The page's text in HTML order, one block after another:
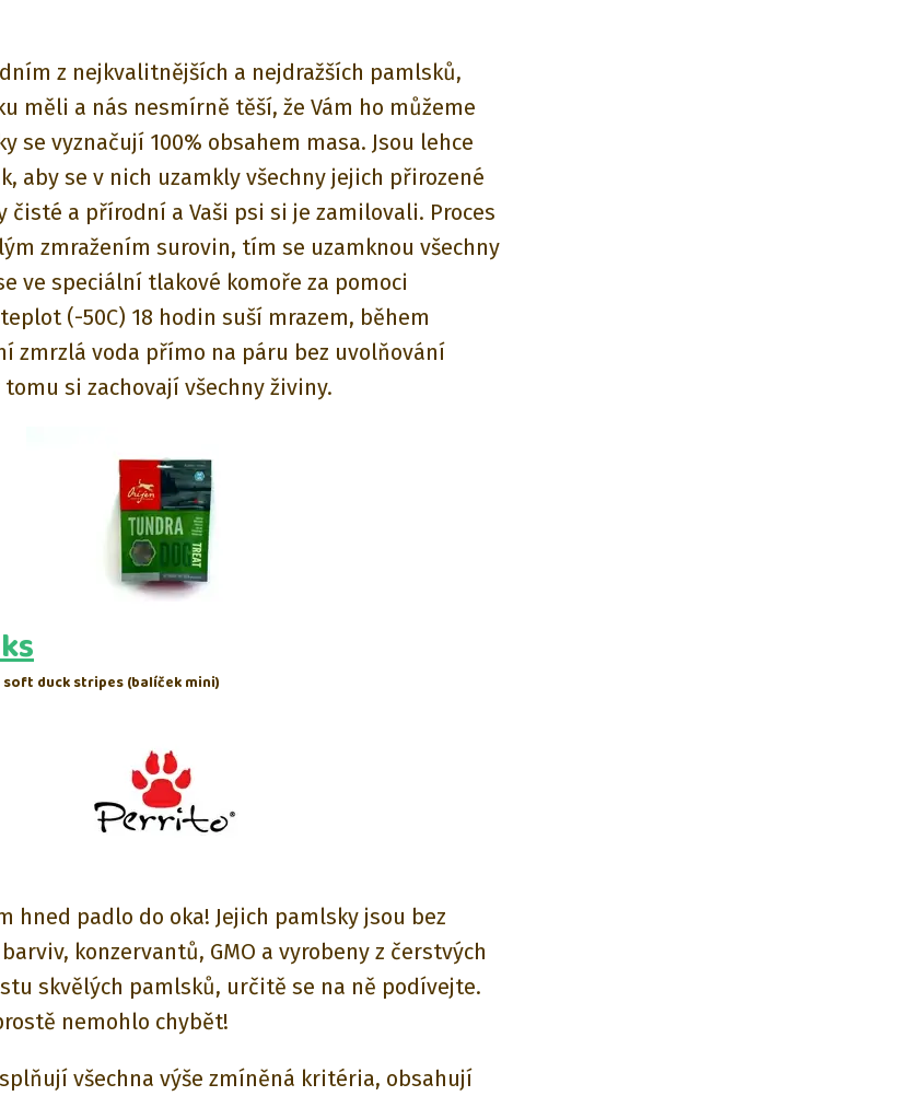
z nejkvalitnějších a nejdražších pamlsků,
měli a nás nesmírně těší, že Vám ho můžeme
se vyznačují 100% obsahem masa. Jsou lehce
aby se v nich uzamkly všechny jejich přirozené
čisté a přírodní a Vaši psi si je zamilovali. Proces
zmražením surovin, tím se uzamknou všechny
ve speciální tlakové komoře za pomoci
(-50C) 18 hodin suší mrazem, během
zmrzlá voda přímo na páru bez uvolňování
si zachovají všechny živiny.
duck stripes (balíček mini)
hned padlo do oka! Jejich pamlsky jsou bez
konzervantů, GMO a vyrobeny z čerstvých
skvělých pamlsků, určitě se na ně podívejte.
nemohlo chybět!
splňují všechna výše zmíněná kritéria, obsahují